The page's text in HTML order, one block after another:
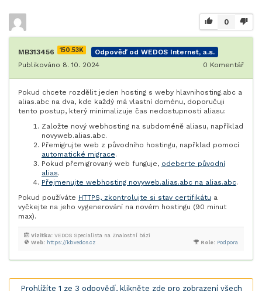
0
MB313456 150.53K
Odpověď od WEDOS Internet, a.s.
Publikováno 8. 10. 2024
0 Komentář
Pokud chcete rozdělit jeden hosting s weby hlavnihosting.abc a
alias.abc na dva, kde každý má vlastní doménu, doporučuji
tento postup, který minimalizuje čas nedostupnosti aliasu:
Založte nový webhosting na subdoméně aliasu, například
novyweb.alias.abc.
Přemigrujte web z původního hostingu, napřklad pomocí
automatické migrace.
Pokud přemigrovaný web funguje, odeberte původní
alias.
Přejmenujte webhosting novyweb.alias.abc na alias.abc.
Pokud používáte HTTPS, zkontrolujte si stav certifikátu a
vyčkejte na jeho vygenerování na novém hostingu (90 minut
max).
Role: Podpora
Web: https://kb.vedos.cz
Vizitka: VEDOS Specialista na Znalostní bázi
Prohlížíte 1 ze 3 odpovědí, klikněte zde pro zobrazení všech